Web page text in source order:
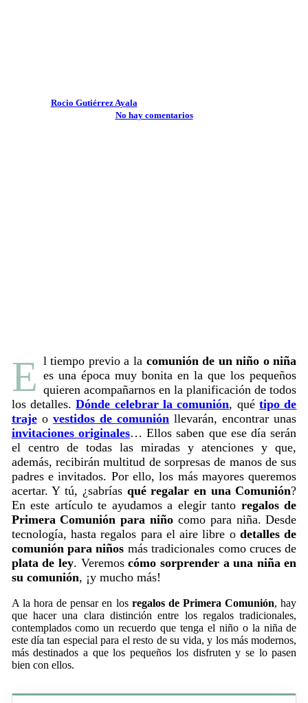
Rocio Gutiérrez Ayala
No hay comentarios
El tiempo previo a la comunión de un niño o niña
es una época muy bonita en la que los pequeños
quieren acompañarnos en la planificación de todos
los detalles.Dónde celebrar la comunión, quétipo de
trajeo vestidos de comunión llevarán, encontrar unas
invitaciones originales… Ellos saben que ese día serán
el centro de todas las miradas y atenciones y que,
además, recibirán multitud de sorpresas de manos de sus
padres e invitados. Por ello, los más mayores queremos
acertar. Y tú, ¿sabrías qué regalar en una Comunión?
En este artículo te ayudamos a elegir tanto regalos de
Primera Comunión para niño como para niña. Desde
tecnología, hasta regalos para el aire libre odetalles de
comunión para niños más tradicionales como cruces de
plata de ley. Veremoscómo sorprender a una niña en
su comunión, ¡y mucho más!
A la hora de pensar en los regalos de Primera Comunión, hay
que hacer una clara distinción entre los regalos tradicionales,
contemplados como un recuerdo que tenga el niño o la niña de
este día tan especial para el resto de su vida, y los más modernos,
más destinados a que los pequeños los disfruten y se lo pasen
bien con ellos.